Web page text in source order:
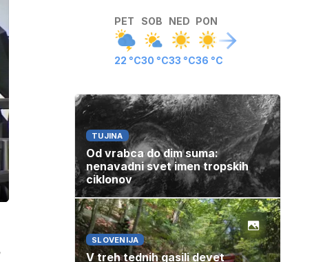
PET
22 °C
SOB
30 °C
NED
33 °C
PON
36 °C
TUJINA
Od vrabca do dim suma:
nenavadni svet imen tropskih
ciklonov
SLOVENIJA
V treh tednih gasili devet